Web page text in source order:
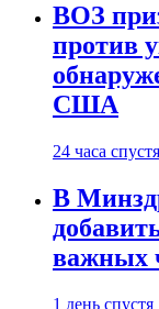
ВОЗ
против
США
24 часа спустя
В
важных
1 день спустя